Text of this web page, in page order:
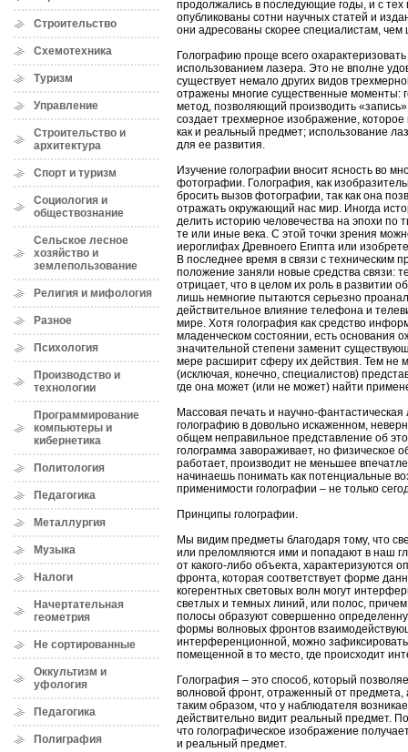
Строительство
Схемотехника
Туризм
Управление
Строительство и
архитектура
Спорт и туризм
Социология и
обществознание
Сельское лесное
хозяйство и
землепользование
Религия и мифология
Разное
Психология
Производство и
технологии
Программирование
компьютеры и
кибернетика
Политология
Педагогика
Металлургия
Музыка
Налоги
Начертательная
геометрия
Не сортированные
Оккультизм и
уфология
Педагогика
Полиграфия
продолжались в последующие годы, и с
опубликованы сотни научных статей и
они адресованы скорее специалистам,
Голографию проще всего
использованием лазера. Это не вполне
существует немало других видов
отражены многие существенные моменты:
метод, позволяющий производить
создает трехмерное изображение,
как и реальный предмет; использование
для ее развития.
Изучение голографии вносит ясность во
фотографии. Голография, как
бросить вызов фотографии, так как она
отражать окружающий нас мир. Иногда
делить историю человечества на эпохи по
те или иные века. С этой точки зрения
иероглифах Древноего Египта или
В последнее время в связи с техническим
положение заняли новые средства связи:
отрицает, что в целом их роль в развитии
лишь немногие пытаются серьезно
действительное влияние телефона и
мире. Хотя голография как средство
младенческом состоянии, есть основания
значительной степени заменит
мере расширит сферу их действия. Тем не
(исключая, конечно, специалистов)
где она может (или не может) найти
Массовая печать и научно-
голографию в довольно искаженном,
общем неправильное представление об
голограмма завораживает, но физическое
работает, производит не меньшее
начинаешь понимать как потенциальные
применимости голографии – не только
Принципы голографии.
Мы видим предметы благодаря тому, что
или преломляются ими и попадают в наш
от какого-либо объекта, характеризуются
фронта, которая соответствует форме
когерентных световых волн могут
светлых и темных линий, или полос,
полосы образуют совершенно
формы волновых фронтов
интерференционной, можно
помещенной в то место, где происходит
Голография – это способ, который
волновой фронт, отраженный от предмета,
таким образом, что у наблюдателя
действительно видит реальный предмет.
что голографическое изображение
и реальный предмет.